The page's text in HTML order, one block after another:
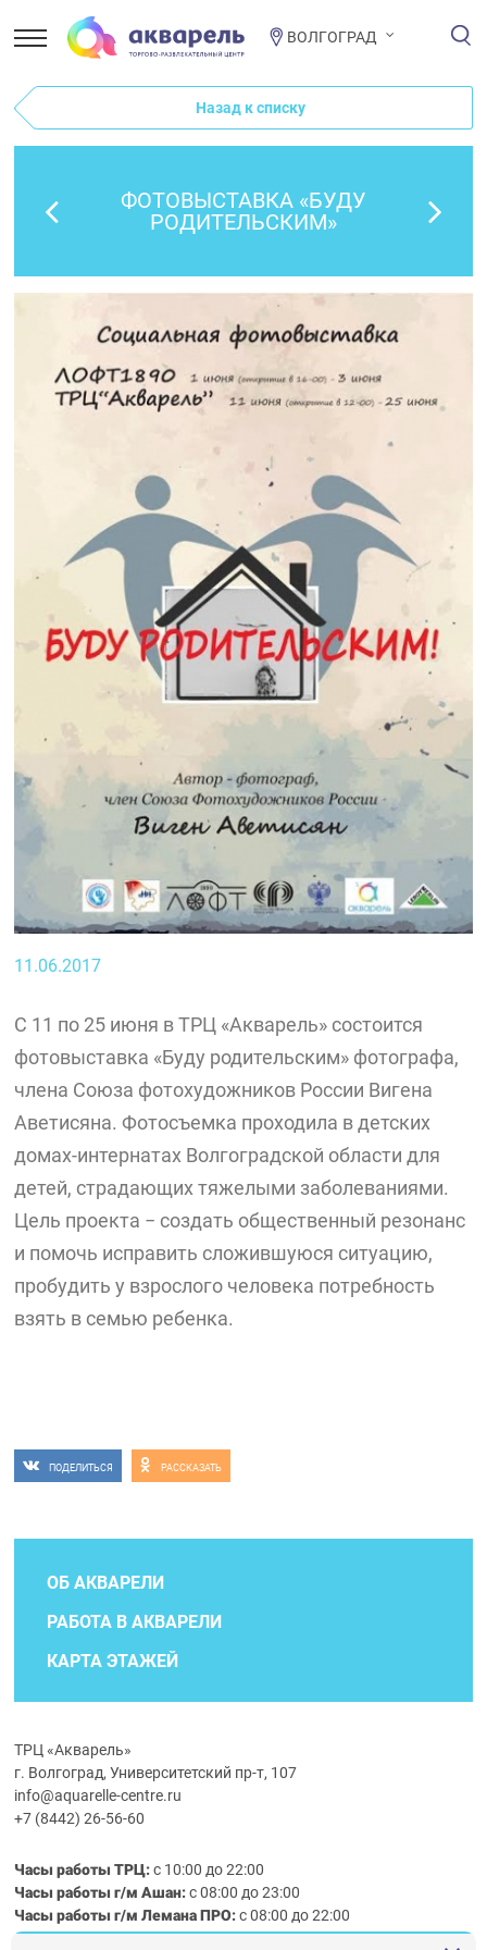
ВОЛГОГРАД
Назад к списку
ФОТОВЫСТАВКА «БУДУ
РОДИТЕЛЬСКИМ»
11.06.2017
С 11 по 25 июня в ТРЦ «Акварель» состоится
фотовыставка «Буду родительским» фотографа,
члена Союза фотохудожников России Вигена
Аветисяна. Фотосъемка проходила в детских
домах-интернатах Волгоградской области для
детей, страдающих тяжелыми заболеваниями.
Цель проекта − создать общественный резонанс
и помочь исправить сложившуюся ситуацию,
пробудить у взрослого человека потребность
взять в семью ребенка.
ПОДЕЛИТЬСЯ РАССКАЗАТЬ
ОБ АКВАРЕЛИ
РАБОТА В АКВАРЕЛИ
КАРТА ЭТАЖЕЙ
ТРЦ «Акварель»
г. Волгоград, Университетский пр-т, 107
info@aquarelle-centre.ru
+7 (8442) 26-56-60
Часы работы ТРЦ:с 10:00 до 22:00
Часы работы г/м Ашан:с 08:00 до 23:00
Часы работыг/мЛемана ПРО:с 08:00 до 22:00